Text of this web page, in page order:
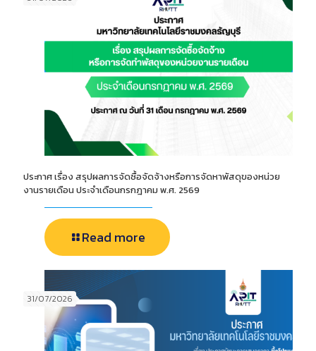
ประกาศ เรื่อง สรุปผลการจัดซื้อจัดจ้างหรือการจัดหาพัสดุของหน่วย
งานรายเดือน ประจำเดือนกรกฎาคม พ.ศ. 2569
Read more
31/07/2026